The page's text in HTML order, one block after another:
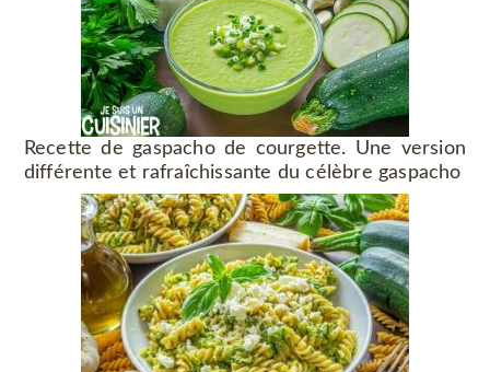
Recette de gaspacho de courgette. Une version
différente et rafraîchissante du célèbre gaspacho